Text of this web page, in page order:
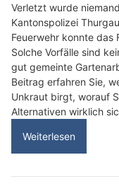
Verletzt wurde
Kantonspolizei
Feuerwehr konnte das
Solche Vorfälle sind
gut gemeinte
Beitrag erfahren Sie,
Unkraut birgt, worauf
Alternativen wirklich
Weiterlesen